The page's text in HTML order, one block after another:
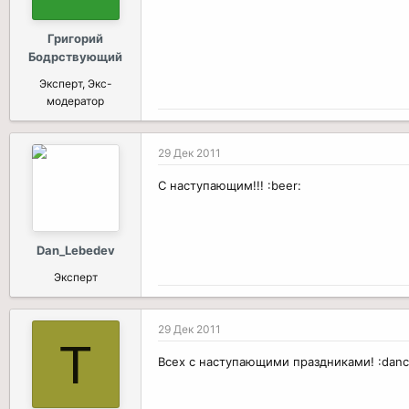
Григорий
Бодрствующий
Эксперт, Экс-
модератор
Dan_Lebedev
Эксперт
29 Дек 2011
С наступающим!!! :beer:
T
29 Дек 2011
Всех с наступающими праздниками!